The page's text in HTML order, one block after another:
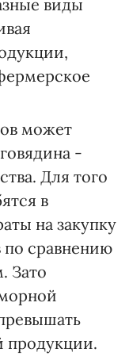
виды
может
-
Для того
в
на закупку
по сравнению
Зато
продукции.